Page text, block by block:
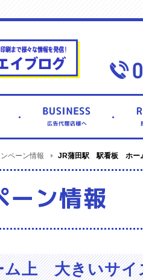
ペーン情報 JR蒲田駅 駅看板 ホー
上 大きいサ